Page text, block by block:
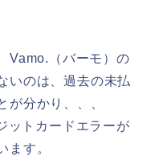
Vamo.（バーモ）の
いのは、過去の未払
が分かり、、、
ットカードエラーが
ます。